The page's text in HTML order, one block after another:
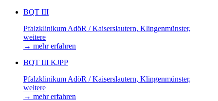
BQT III
Pfalzklinikum AdöR / Kaiserslautern, Klingenmünster,
weitere
→ mehr erfahren
BQT III KJPP
Pfalzklinikum AdöR / Kaiserslautern, Klingenmünster,
weitere
→ mehr erfahren